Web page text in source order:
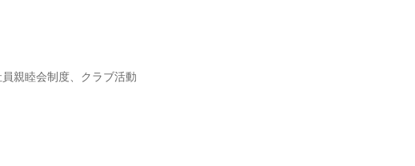
親睦会制度、クラブ活動